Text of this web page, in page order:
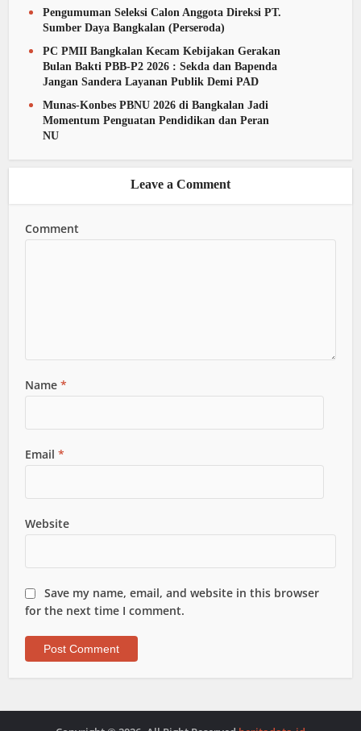
Pengumuman Seleksi Calon Anggota Direksi PT.
Sumber Daya Bangkalan (Perseroda)
PC PMII Bangkalan Kecam Kebijakan Gerakan
Bulan Bakti PBB-P2 2026 : Sekda dan Bapenda
Jangan Sandera Layanan Publik Demi PAD
Munas-Konbes PBNU 2026 di Bangkalan Jadi
Momentum Penguatan Pendidikan dan Peran
NU
Leave a Comment
Comment
Name*
Email*
Website
Save my name, email, and website in this browser
for the next time I comment.